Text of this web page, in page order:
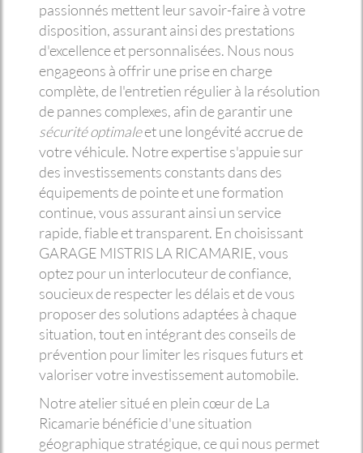
passionnés mettent leur savoir-faire à votre
disposition, assurant ainsi des prestations
d'excellence et personnalisées. Nous nous
engageons à offrir une prise en charge
complète, de l'entretien régulier à la résolution
de pannes complexes, afin de garantir une
sécurité optimaleet une longévité accrue de
votre véhicule. Notre expertise s'appuie sur
des investissements constants dans des
équipements de pointe et une formation
continue, vous assurant ainsi un service
rapide, fiable et transparent. En choisissant
GARAGE MISTRIS LA RICAMARIE, vous
optez pour un interlocuteur de confiance,
soucieux de respecter les délais et de vous
proposer des solutions adaptées à chaque
situation, tout en intégrant des conseils de
prévention pour limiter les risques futurs et
valoriser votre investissement automobile.
Notre atelier situé en plein cœur de La
Ricamarie bénéficie d'une situation
géographique stratégique, ce qui nous permet